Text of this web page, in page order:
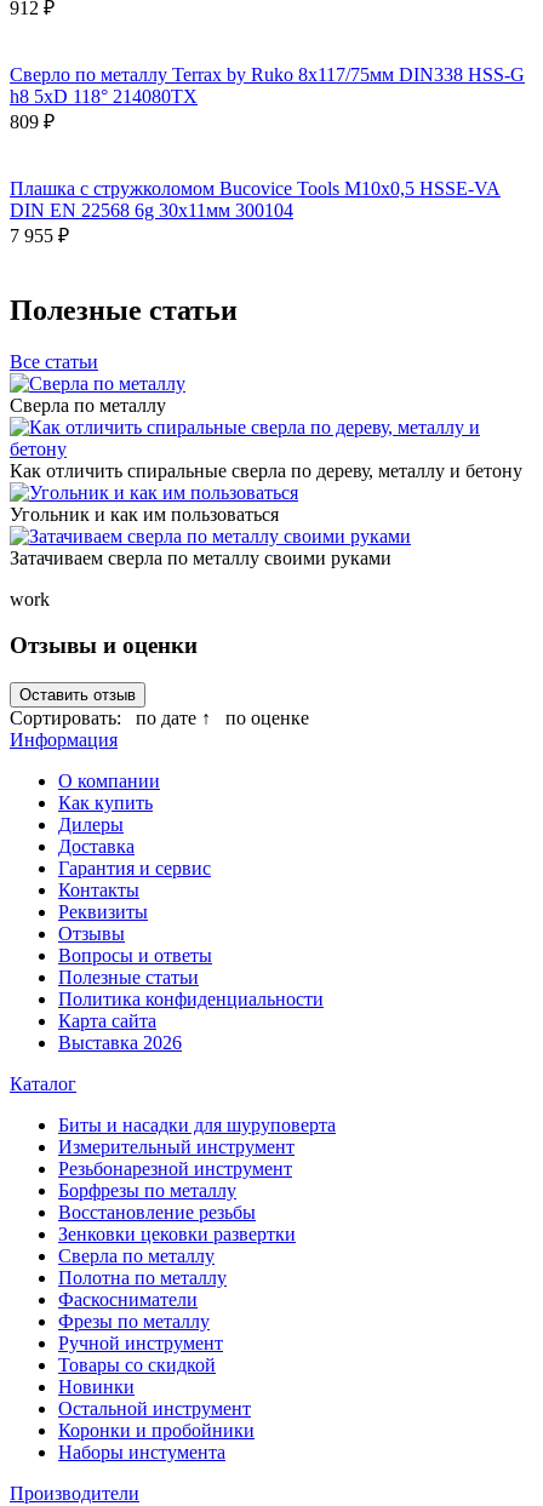
912 ₽
Сверло по металлу Terrax by Ruko 8x117/75мм DIN338 HSS-G
h8 5xD 118° 214080TX
809 ₽
Плашка с стружколомом Bucovice Tools М10х0,5 HSSE-VA
DIN EN 22568 6g 30х11мм 300104
7 955 ₽
Полезные статьи
Все статьи
Сверла по металлу
Как отличить спиральные сверла по дереву, металлу и бетону
Угольник и как им пользоваться
Затачиваем сверла по металлу своими руками
work
Отзывы и оценки
Оставить отзыв
Сортировать: по дате ↑
по оценке
Информация
О компании
Как купить
Дилеры
Доставка
Гарантия и сервис
Контакты
Реквизиты
Отзывы
Вопросы и ответы
Полезные статьи
Политика конфиденциальности
Карта сайта
Выставка 2026
Каталог
Биты и насадки для шуруповерта
Измерительный инструмент
Резьбонарезной инструмент
Борфрезы по металлу
Восстановление резьбы
Зенковки цековки развертки
Сверла по металлу
Полотна по металлу
Фаскосниматели
Фрезы по металлу
Ручной инструмент
Товары со скидкой
Новинки
Остальной инструмент
Коронки и пробойники
Наборы инстумента
Производители